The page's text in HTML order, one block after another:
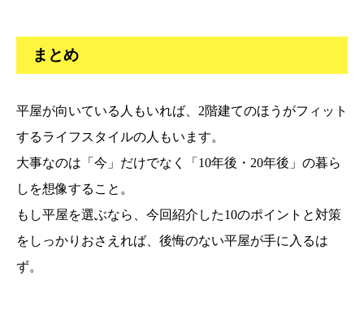
まとめ
平屋が向いている人もいれば、2階建てのほうがフィット
するライフスタイルの人もいます。
大事なのは「今」だけでなく「10年後・20年後」の暮ら
しを想像すること。
もし平屋を選ぶなら、今回紹介した10のポイントと対策
をしっかりおさえれば、後悔のない平屋が手に入るは
ず。